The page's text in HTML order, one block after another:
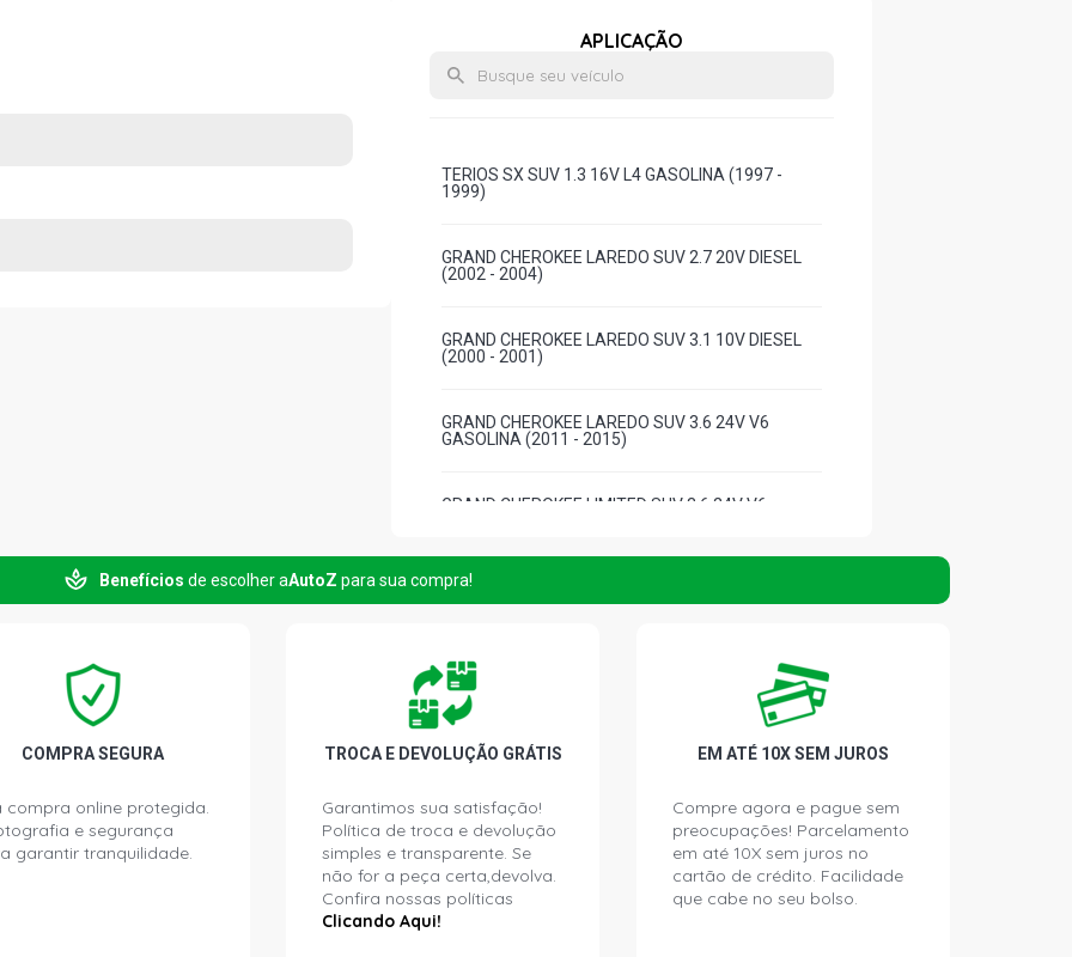
APLICAÇÃO
TERIOS SX SUV 1.3 16V L4 GASOLINA (1997 -
1999)
GRAND CHEROKEE LAREDO SUV 2.7 20V DIESEL
(2002 - 2004)
GRAND CHEROKEE LAREDO SUV 3.1 10V DIESEL
(2000 - 2001)
GRAND CHEROKEE LAREDO SUV 3.6 24V V6
GASOLINA (2011 - 2015)
GRAND CHEROKEE LIMITED SUV 3.6 24V V6
GRAND CHEROKEE LAREDO SUV 4.0 12V
GASOLINA (1992 - 2001)
GRAND CHEROKEE LIMITED SUV 4.7 16V V8
GASOLINA (1999 - 2009)
GRAND CHEROKEE NEW LIMITED SUV 4.7 16V V8
GASOLINA (1999 - 2000)
GRAND CHEROKEE LIMITED SUV 5.2 16V V8
GASOLINA (1993 - 2000)
Benefícios de escolher aAutoZ para sua compra!
COMPRA SEGURA
compra online protegida.
e segurança
garantir tranquilidade.
TROCA E DEVOLUÇÃO GRÁTIS
Garantimos sua satisfação!
Política de troca e devolução
simples e transparente. Se
não for a peça certa,devolva.
Confira nossas políticas
Clicando Aqui!
EM ATÉ 10X SEM JUROS
Compre agora e pague sem
preocupações! Parcelamento
em até 10X sem juros no
cartão de crédito. Facilidade
que cabe no seu bolso.